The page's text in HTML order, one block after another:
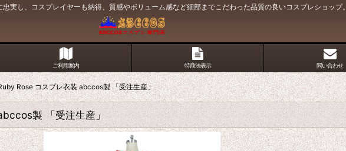
実し、コスプレイヤーも納得、質感やボリューム感など細部までこだわった品質の良いコスプレショップ。
ご利用案内 特商法表示 問い合わせ
Rose コスプレ衣装 abccos製 「受注生産」
製 「受注生産」